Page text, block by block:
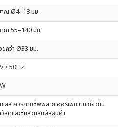
าณ Ø4–18 มม.
าณ 55–140 มม.
ยกว่า Ø33 มม.
/ 50Hz
เลส ควรถามซัพพลายเออร์เพิ่มเติมเกี่ยวกับ
วัสดุและชิ้นส่วนสัมผัสสินค้า